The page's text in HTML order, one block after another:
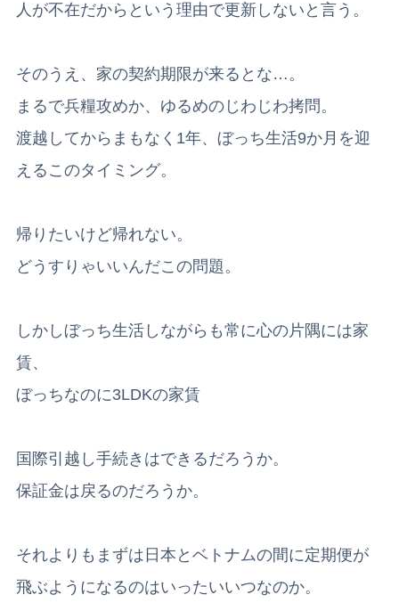
人が不在だからという理由で更新しないと言う。
そのうえ、家の契約期限が来るとな…。
まるで兵糧攻めか、ゆるめのじわじわ拷問。
渡越してからまもなく1年、ぼっち生活9か月を迎
えるこのタイミング。
帰りたいけど帰れない。
どうすりゃいいんだこの問題。
しかしぼっち生活しながらも常に心の片隅には家
賃、
ぼっちなのに3LDKの家賃
国際引越し手続きはできるだろうか。
保証金は戻るのだろうか。
それよりもまずは日本とベトナムの間に定期便が
飛ぶようになるのはいったいいつなのか。